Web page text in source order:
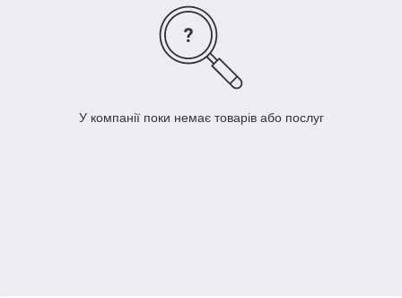
У компанії поки немає товарів або послуг